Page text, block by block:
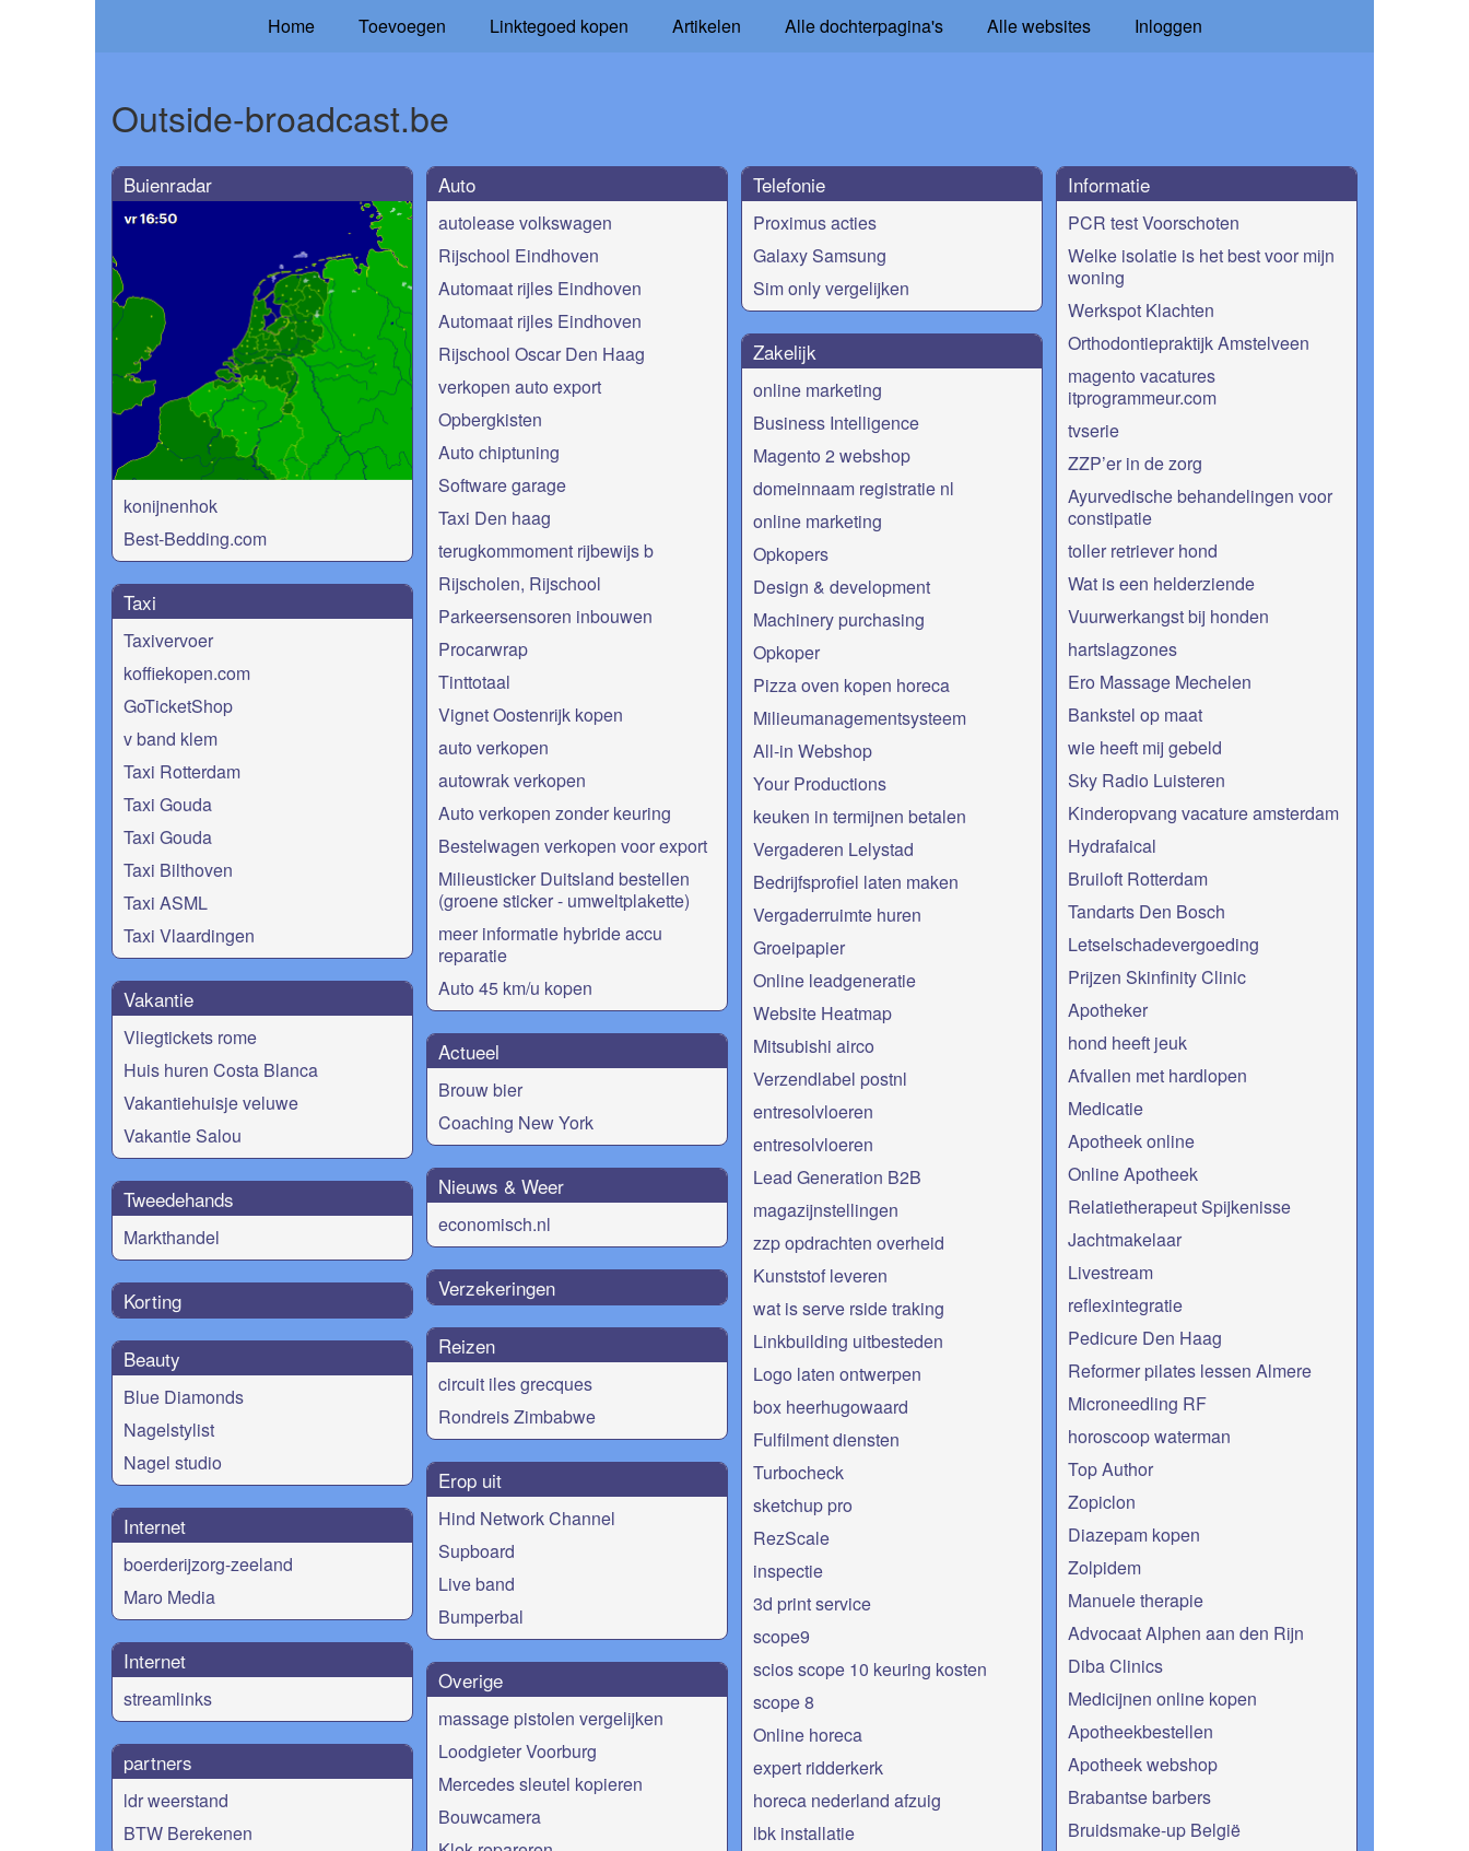
Home Toevoegen Linktegoed kopen Artikelen Alle dochterpagina's Alle websites Inloggen
Outside-broadcast.be
Buienradar
konijnenhok
Best-Bedding.com
Taxi
Taxivervoer
koffiekopen.com
GoTicketShop
v band klem
Taxi Rotterdam
Taxi Gouda
Taxi Gouda
Taxi Bilthoven
Taxi ASML
Taxi Vlaardingen
Vakantie
Vliegtickets rome
Huis huren Costa Blanca
Vakantiehuisje veluwe
Vakantie Salou
Tweedehands
Markthandel
Korting
Beauty
Blue Diamonds
Nagelstylist
Nagel studio
Internet
boerderijzorg-zeeland
Maro Media
Internet
streamlinks
partners
ldr weerstand
BTW Berekenen
Auto
autolease volkswagen
Rijschool Eindhoven
Automaat rijles Eindhoven
Automaat rijles Eindhoven
Rijschool Oscar Den Haag
verkopen auto export
Opbergkisten
Auto chiptuning
Software garage
Taxi Den haag
terugkommoment rijbewijs b
Rijscholen, Rijschool
Parkeersensoren inbouwen
Procarwrap
Tinttotaal
Vignet Oostenrijk kopen
auto verkopen
autowrak verkopen
Auto verkopen zonder keuring
Bestelwagen verkopen voor export
Milieusticker Duitsland bestellen
(groene sticker - umweltplakette)
meer informatie hybride accu
reparatie
Auto 45 km/u kopen
Actueel
Brouw bier
Coaching New York
Nieuws & Weer
economisch.nl
Verzekeringen
Reizen
circuit iles grecques
Rondreis Zimbabwe
Erop uit
Hind Network Channel
Supboard
Live band
Bumperbal
Overige
massage pistolen vergelijken
Loodgieter Voorburg
Mercedes sleutel kopieren
Bouwcamera
Telefonie
Proximus acties
Galaxy Samsung
Sim only vergelijken
Zakelijk
online marketing
Business Intelligence
Magento 2 webshop
domeinnaam registratie nl
online marketing
Opkopers
Design & development
Machinery purchasing
Opkoper
Pizza oven kopen horeca
Milieumanagementsysteem
All-in Webshop
Your Productions
keuken in termijnen betalen
Vergaderen Lelystad
Bedrijfsprofiel laten maken
Vergaderruimte huren
Groeipapier
Online leadgeneratie
Website Heatmap
Mitsubishi airco
Verzendlabel postnl
entresolvloeren
entresolvloeren
Lead Generation B2B
magazijnstellingen
zzp opdrachten overheid
Kunststof leveren
wat is serve rside traking
Linkbuilding uitbesteden
Logo laten ontwerpen
box heerhugowaard
Fulfilment diensten
Turbocheck
sketchup pro
RezScale
inspectie
3d print service
scope9
scios scope 10 keuring kosten
scope 8
Online horeca
expert ridderkerk
horeca nederland afzuig
lbk installatie
Informatie
PCR test Voorschoten
Welke isolatie is het best voor mijn
woning
Werkspot Klachten
Orthodontiepraktijk Amstelveen
magento vacatures
itprogrammeur.com
tvserie
ZZP’er in de zorg
Ayurvedische behandelingen voor
constipatie
toller retriever hond
Wat is een helderziende
Vuurwerkangst bij honden
hartslagzones
Ero Massage Mechelen
Bankstel op maat
wie heeft mij gebeld
Sky Radio Luisteren
Kinderopvang vacature amsterdam
Hydrafaical
Bruiloft Rotterdam
Tandarts Den Bosch
Letselschadevergoeding
Prijzen Skinfinity Clinic
Apotheker
hond heeft jeuk
Afvallen met hardlopen
Medicatie
Apotheek online
Online Apotheek
Relatietherapeut Spijkenisse
Jachtmakelaar
Livestream
reflexintegratie
Pedicure Den Haag
Reformer pilates lessen Almere
Microneedling RF
horoscoop waterman
Top Author
Zopiclon
Diazepam kopen
Zolpidem
Manuele therapie
Advocaat Alphen aan den Rijn
Diba Clinics
Medicijnen online kopen
Apotheekbestellen
Apotheek webshop
Brabantse barbers
Bruidsmake-up België